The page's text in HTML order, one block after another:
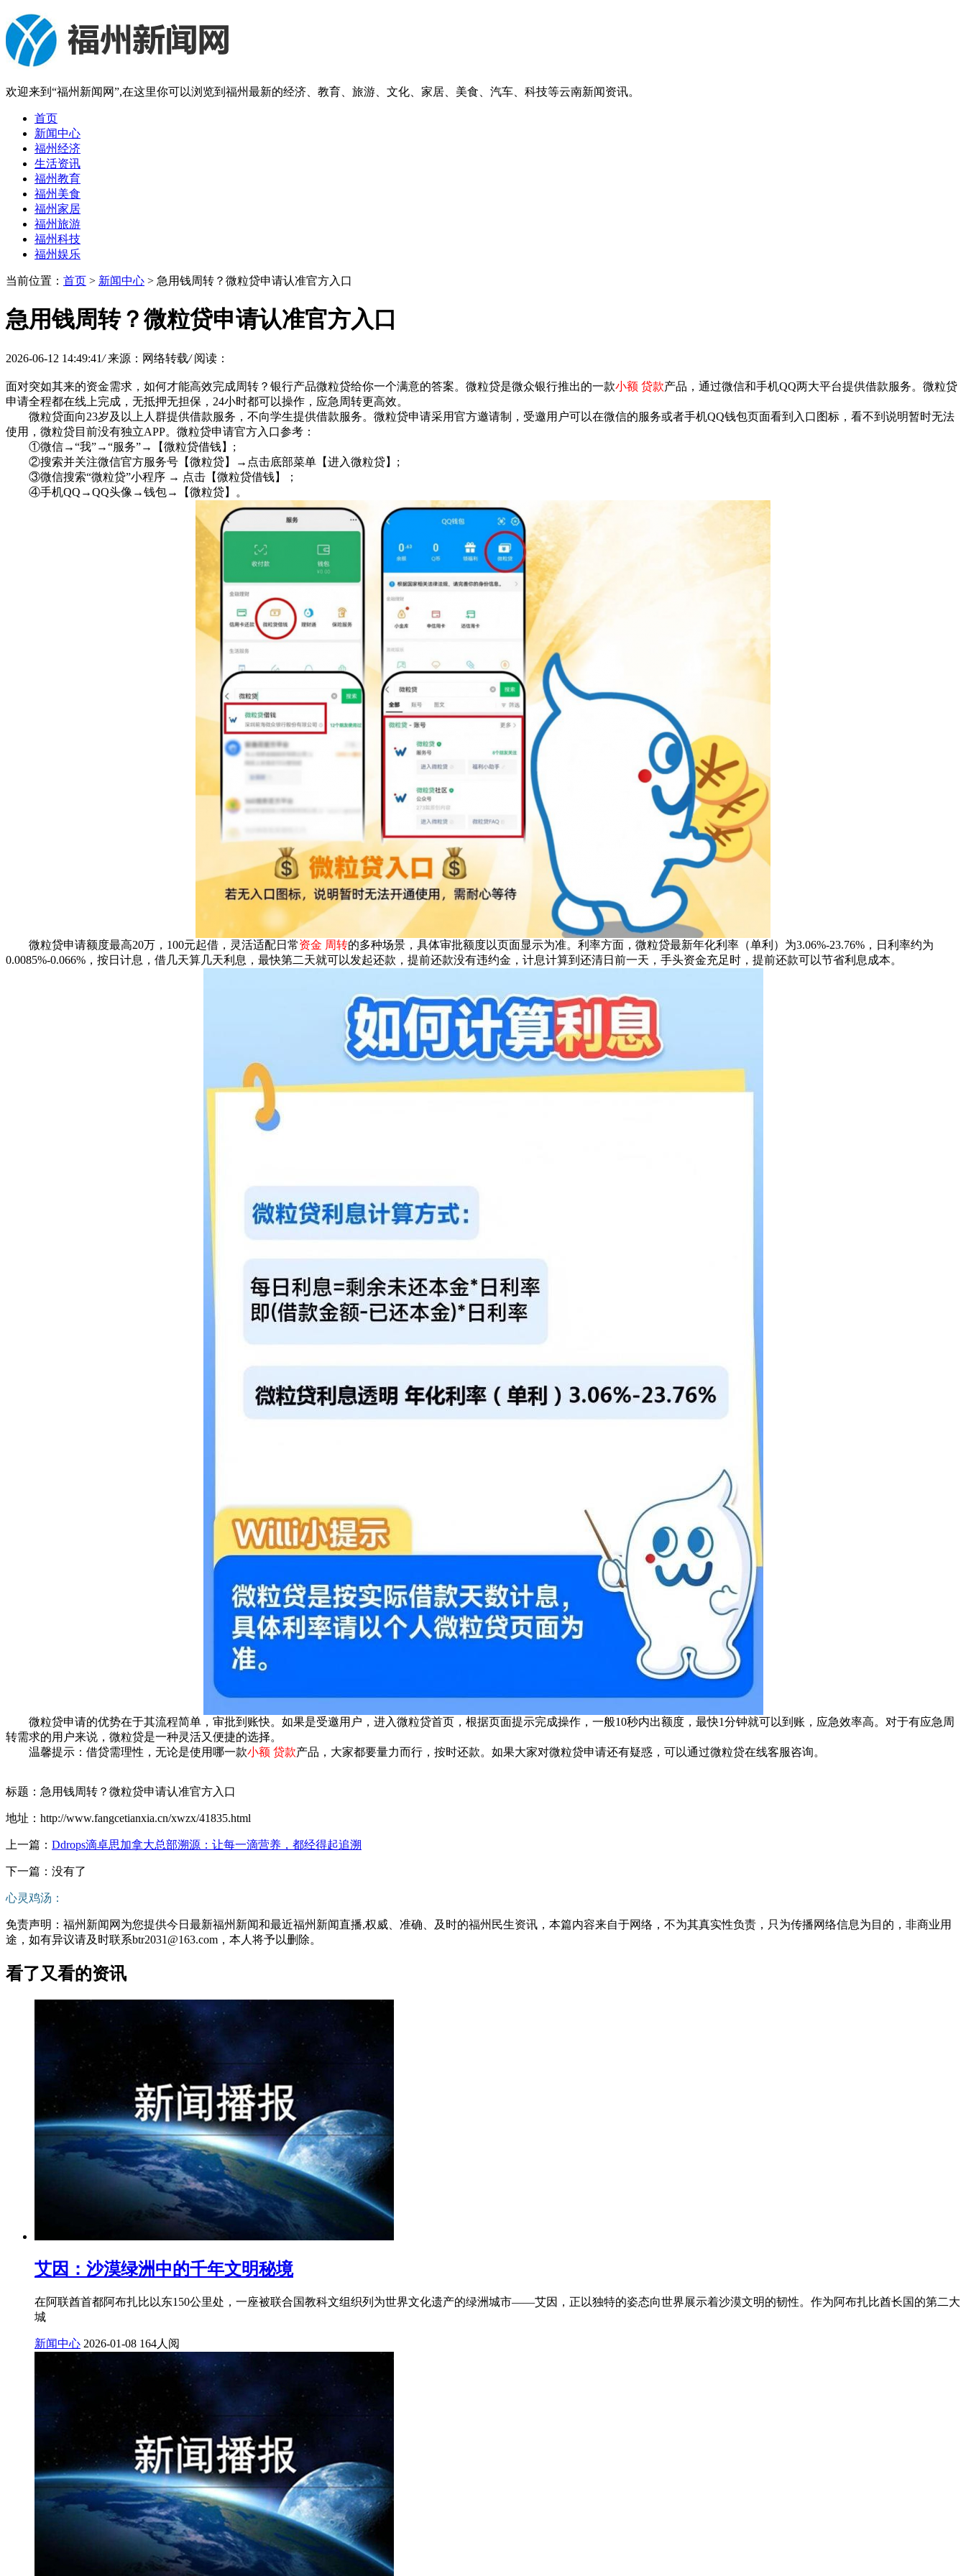
欢迎来到“福州新闻网”,在这里你可以浏览到福州最新的经济、教育、旅游、文化、家居、美食、汽车、科技等云南新闻资讯。
首页
新闻中心
福州经济
生活资讯
福州教育
福州美食
福州家居
福州旅游
福州科技
福州娱乐
当前位置： 首页 > 新闻中心 > 急用钱周转？微粒贷申请认准官方入口
急用钱周转？微粒贷申请认准官方入口
2026-06-12 14:49:41/ 来源：网络转载/ 阅读：
面对突如其来的资金需求，如何才能高效完成周转？银行产品微粒贷给你一个满意的答案。微粒贷是微众银行推出的一款小额 贷款产品，通过微信和手机QQ两大平台提供借款服务。微粒贷
申请全程都在线上完成，无抵押无担保，24小时都可以操作，应急周转更高效。
微粒贷面向23岁及以上人群提供借款服务，不向学生提供借款服务。微粒贷申请采用官方邀请制，受邀用户可以在微信的服务或者手机QQ钱包页面看到入口图标，看不到说明暂时无法
使用，微粒贷目前没有独立APP。微粒贷申请官方入口参考：
①微信→“我”→“服务”→【微粒贷借钱】;
②搜索并关注微信官方服务号【微粒贷】→点击底部菜单【进入微粒贷】;
③微信搜索“微粒贷”小程序 → 点击【微粒贷借钱】；
④手机QQ→QQ头像→钱包→【微粒贷】。
微粒贷申请额度最高20万，100元起借，灵活适配日常资金 周转的多种场景，具体审批额度以页面显示为准。利率方面，微粒贷最新年化利率（单利）为3.06%-23.76%，日利率约为
0.0085%-0.066%，按日计息，借几天算几天利息，最快第二天就可以发起还款，提前还款没有违约金，计息计算到还清日前一天，手头资金充足时，提前还款可以节省利息成本。
微粒贷申请的优势在于其流程简单，审批到账快。如果是受邀用户，进入微粒贷首页，根据页面提示完成操作，一般10秒内出额度，最快1分钟就可以到账，应急效率高。对于有应急周
转需求的用户来说，微粒贷是一种灵活又便捷的选择。
温馨提示：借贷需理性，无论是使用哪一款小额 贷款产品，大家都要量力而行，按时还款。如果大家对微粒贷申请还有疑惑，可以通过微粒贷在线客服咨询。
标题：急用钱周转？微粒贷申请认准官方入口
地址：http://www.fangcetianxia.cn/xwzx/41835.html
上一篇： Ddrops滴卓思加拿大总部溯源：让每一滴营养，都经得起追溯
下一篇：没有了
心灵鸡汤：
免责声明：福州新闻网为您提供今日最新福州新闻和最近福州新闻直播,权威、准确、及时的福州民生资讯，本篇内容来自于网络，不为其真实性负责，只为传播网络信息为目的，非商业用
途，如有异议请及时联系btr2031@163.com，本人将予以删除。
看了又看的资讯
艾因：沙漠绿洲中的千年文明秘境
在阿联酋首都阿布扎比以东150公里处，一座被联合国教科文组织列为世界文化遗产的绿洲城市——艾因，正以独特的姿态向世界展示着沙漠文明的韧性。作为阿布扎比酋长国的第二大
城
新闻中心 2026-01-08 164人阅